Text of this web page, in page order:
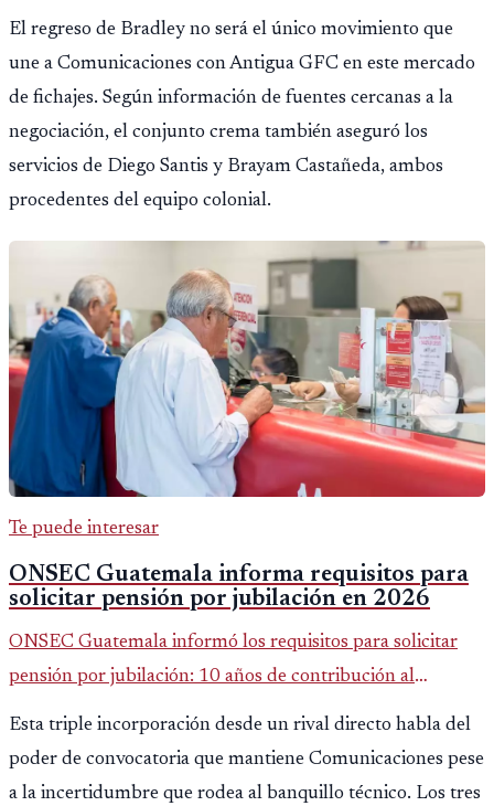
El regreso de Bradley no será el único movimiento que
une a Comunicaciones con Antigua GFC en este mercado
de fichajes. Según información de fuentes cercanas a la
negociación, el conjunto crema también aseguró los
servicios de Diego Santis y Brayam Castañeda, ambos
procedentes del equipo colonial.
Te puede interesar
ONSEC Guatemala informa requisitos para
solicitar pensión por jubilación en 2026
ONSEC Guatemala informó los requisitos para solicitar
pensión por jubilación: 10 años de contribución al
Montepío y 50 años de edad, o 20 años de servicio sin
importar edad.
Esta triple incorporación desde un rival directo habla del
poder de convocatoria que mantiene Comunicaciones pese
a la incertidumbre que rodea al banquillo técnico. Los tres